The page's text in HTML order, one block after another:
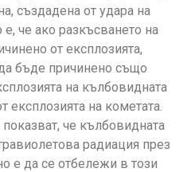
създадена от удара на
че ако разкъсването на
от експлозията,
бъде причинено също
на кълбовидната
експлозията на кометата.
че кълбовидната
радиация през
е да се отбележи в този